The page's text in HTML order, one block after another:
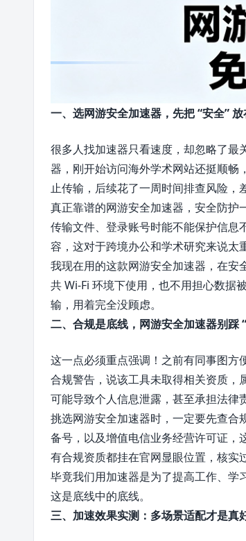
一、选网游安全加速器，先把 “安全”
很多人找加速器只看速度，却忽略了最
器，刚开始访问海外学术网站还挺顺
止传输，后续花了一周时间排查风险，
真正靠谱的网游安全加速器，安全防护
传输文件、登录账号时能不能保护信息
容，这对于跨境办公和学术研究来说
我现在用的这款网游安全加速器，在安
共 Wi-Fi 环境下使用，也不用担心数据
输，用着完全没顾虑。
二、合规是底线，网游安全加速器别踩
这一点必须重点强调！之前有同事图方
合规警告，说该工具未取得相关资质
可能导致个人信息泄露，甚至承担法律
挑选网游安全加速器时，一定要先查合
备号，以及增值电信业务经营许可证
有合规资质都挂在官网显眼位置，核实
毕竟我们用加速器是为了提高工作、学
这是底线中的底线。
三、加速效果实测：多场景适配才是真